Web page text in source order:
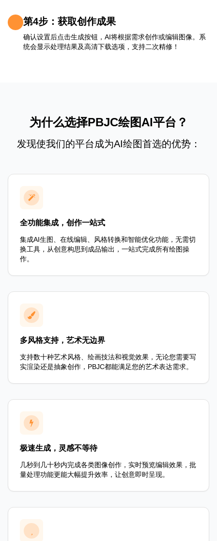
第4步：获取创作成果
确认设置后点击生成按钮，AI将根据需求创作或编辑图像。系
统会显示处理结果及高清下载选项，支持二次精修！
为什么选择PBJC绘图AI平台？
发现使我们的平台成为AI绘图首选的优势：
全功能集成，创作一站式
集成AI生图、在线编辑、风格转换和智能优化功能，无需切
换工具，从创意构思到成品输出，一站式完成所有绘图操
作。
多风格支持，艺术无边界
支持数十种艺术风格、绘画技法和视觉效果，无论您需要写
实渲染还是抽象创作，PBJC都能满足您的艺术表达需求。
极速生成，灵感不等待
几秒到几十秒内完成各类图像创作，实时预览编辑效果，批
量处理功能更能大幅提升效率，让创意即时呈现。